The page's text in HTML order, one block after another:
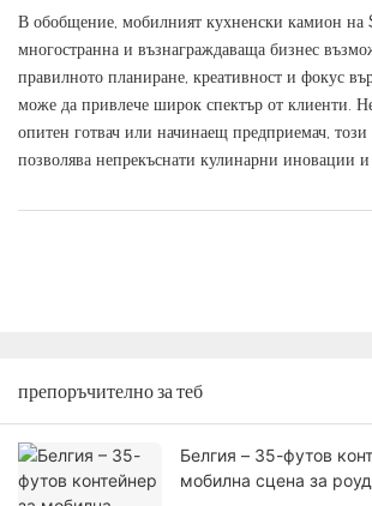
В обобщение, мобилният кухненски камион
многостранна и възнаграждаваща бизнес
правилното планиране, креативност и фокус
може да привлече широк спектър от клиенти.
опитен готвач или начинаещ предприемач,
позволява непрекъснати кулинарни иновации и
препоръчително за теб
Белгия – 35-футов
мобилна сцена за